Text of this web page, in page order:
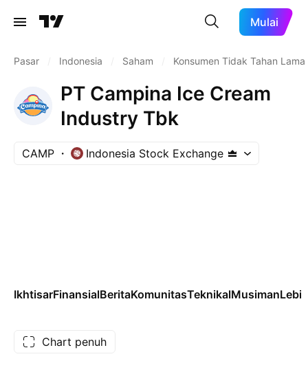
Mulai
Pasar Indonesia Saham Konsumen Tidak Tahan Lama
PT Campina Ice Cream
Industry Tbk
CAMP Indonesia Stock Exchange
IkhtisarFinansialBeritaKomunitasTeknikalMusiman
Chart penuh